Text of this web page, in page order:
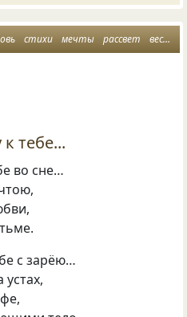
стихи мечты рассвет весна
тебе...
во сне…
с зарёю…